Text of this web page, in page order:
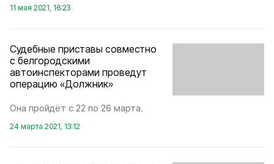
11 мая 2021, 16:23
Судебные приставы совместно
с белгородскими
автоинспекторами проведут
операцию «Должник»
Она пройдёт с 22 по 26 марта.
24 марта 2021, 13:12